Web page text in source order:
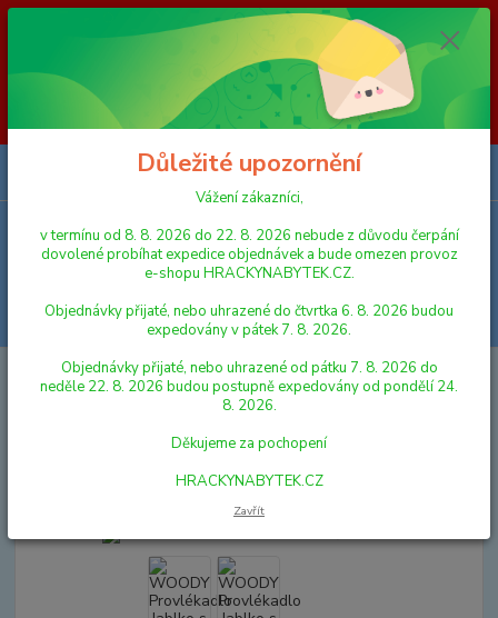
Vážení zákazníci, v termínu od 8. 8. 2026 do 23. 8. 2026 nebude z
důvodu čerpání dovolené probíhat expedice objednávek a bude omezen
provoz e-shopu HRACKYNABYTEK.CZ. Objednávky přijaté, nebo
uhrazené do čtvrtka 6. 8. 2026 budou expedovány v pátek 7. 8. 2026.
Objednávky přijaté, nebo uhrazené od pátku 7. 8. 2026 do neděle 23. 8.
2026 budou postupně expedovány od pondělí 24. 8. 2026. Děkujeme za
pochopení HRACKYNABYTEK.CZ
Menu
Hledat
PRO NEJMENŠÍ DIDAKTICKÉ HRAČKY
WOODY Provlékadlo
Jablko s červíkem
WOODY Provlékadlo Jablko s
Důležité upozornění
Vážení zákazníci,
v termínu od 8. 8. 2026 do 22. 8. 2026 nebude z důvodu čerpání
dovolené probíhat expedice objednávek a bude omezen provoz
e-shopu HRACKYNABYTEK.CZ.
Objednávky přijaté, nebo uhrazené do čtvrtka 6. 8. 2026 budou
expedovány v pátek 7. 8. 2026.
Objednávky přijaté, nebo uhrazené od pátku 7. 8. 2026 do
neděle 22. 8. 2026 budou postupně expedovány od pondělí 24.
8. 2026.
Děkujeme za pochopení
HRACKYNABYTEK.CZ
Zavřít